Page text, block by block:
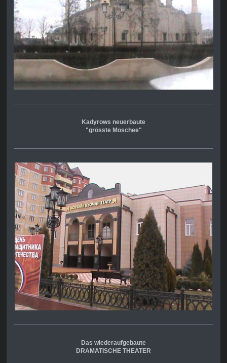
Kadyrows neuerbaute
"grösste Moschee"
Das wiederaufgebaute
DRAMATISCHE THEATER